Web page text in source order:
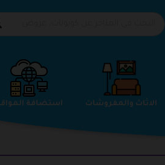
الاثاث الاحذية